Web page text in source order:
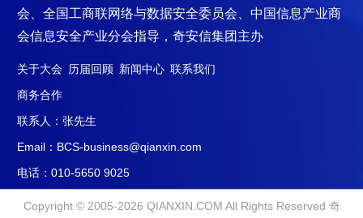
伟、中国信通院云大所开源
和软件.
会、全国工商联网络与数据安全委员会、中国信息产业商
会信息安全产业分会指导，奇安信集团主办
关于大会 历届回顾 新闻中心 联系我们
商务合作
联系人：张先生
Email：BCS-business@qianxin.com
电话：010-5650 9025
Copyright © 2005-2026 QIANXIN.COM All Rights Reserved 奇